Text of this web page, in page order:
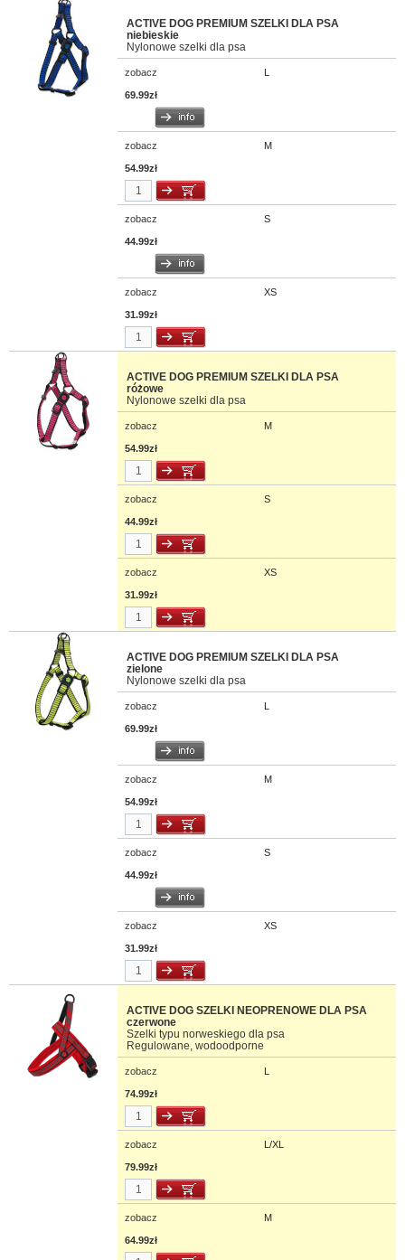
ACTIVE DOG PREMIUM SZELKI DLA PSA
niebieskie
Nylonowe szelki dla psa
zobacz L
69.99zł
zobacz M
54.99zł
zobacz S
44.99zł
zobacz XS
31.99zł
ACTIVE DOG PREMIUM SZELKI DLA PSA
różowe
Nylonowe szelki dla psa
zobacz M
54.99zł
zobacz S
44.99zł
zobacz XS
31.99zł
ACTIVE DOG PREMIUM SZELKI DLA PSA
zielone
Nylonowe szelki dla psa
zobacz L
69.99zł
zobacz M
54.99zł
zobacz S
44.99zł
zobacz XS
31.99zł
ACTIVE DOG SZELKI NEOPRENOWE DLA PSA
czerwone
Szelki typu norweskiego dla psa
Regulowane, wodoodporne
zobacz L
74.99zł
zobacz L/XL
79.99zł
zobacz M
64.99zł